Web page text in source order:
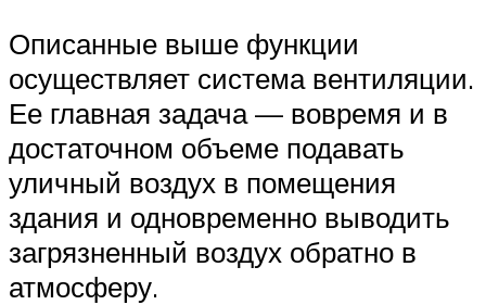
Описанные выше функции
осуществляет система вентиляции.
Ее главная задача — вовремя и в
достаточном объеме подавать
уличный воздух в помещения
здания и одновременно выводить
загрязненный воздух обратно в
атмосферу.